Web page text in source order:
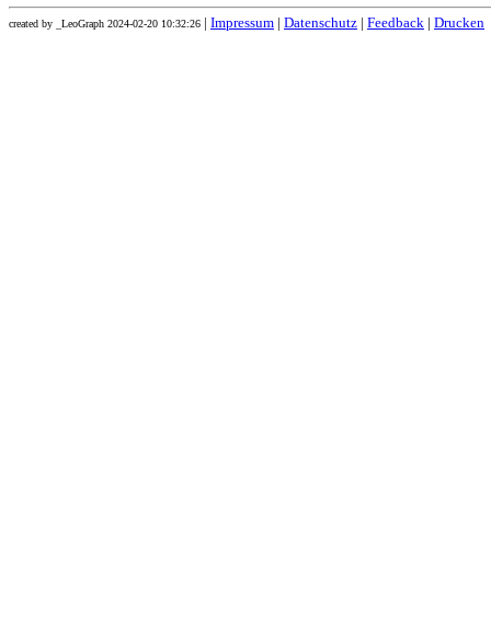
created by _LeoGraph 2024-02-20 10:32:26 Impressum Datenschutz Feedback Drucken